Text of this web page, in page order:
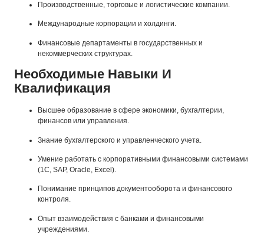
Производственные, торговые и логистические компании.
Международные корпорации и холдинги.
Финансовые департаменты в государственных и
некоммерческих структурах.
Необходимые Навыки И
Квалификация
Высшее образование в сфере экономики, бухгалтерии,
финансов или управления.
Знание бухгалтерского и управленческого учета.
Умение работать с корпоративными финансовыми системами
(1С, SAP, Oracle, Excel).
Понимание принципов документооборота и финансового
контроля.
Опыт взаимодействия с банками и финансовыми
учреждениями.